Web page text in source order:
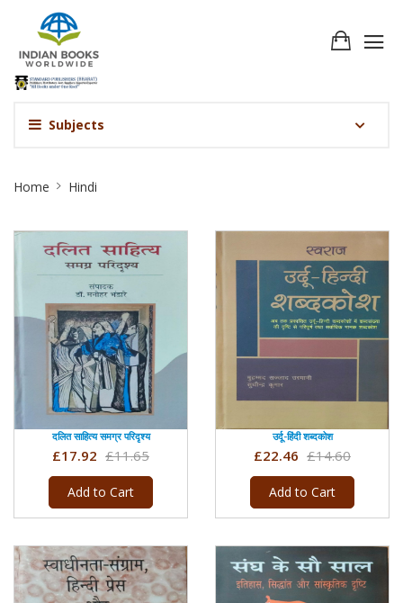
Subjects
Home Hindi
दलित साहित्य समग्र परिदृश्य
£17.92 £11.65
Add to Cart
उर्दू-हिंदी शब्दकोश
£22.46 £14.60
Add to Cart